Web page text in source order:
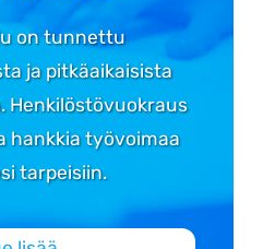
on tunnettu
ja pitkäaikaisista
Henkilöstövuokraus
hankkia työvoimaa
tarpeisiin.